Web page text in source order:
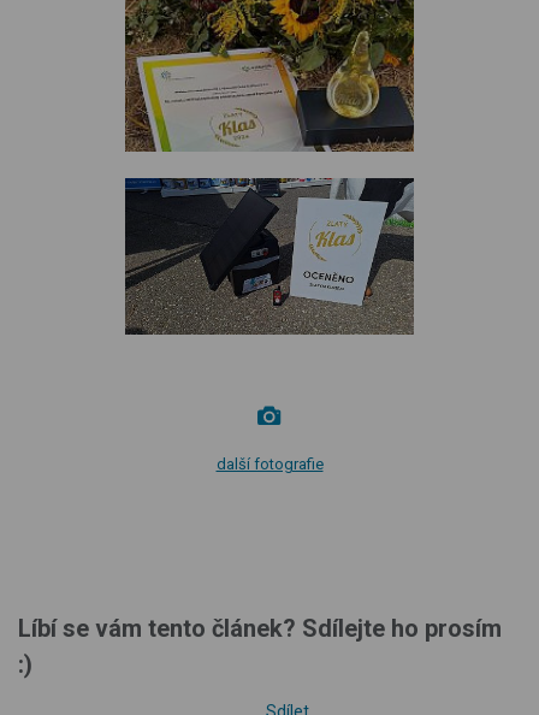
další fotografie
Líbí se vám tento článek? Sdílejte ho prosím
:)